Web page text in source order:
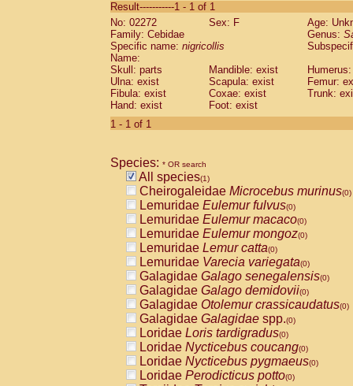
CebidaeSaguinus labiatus(0)
Cebidae Saguinus leucopus (0)
Cebidae
CebidaeSaguinus mystax
Cebidae Saguinus nigricollis (1)
Cebidae Saguinus oedipus
Cebidae Saguinus weddelli
Cebidae Saguinusspp.
Cebidae
CebidaeCebus capucinus
CebidaeCebus nigrivittatus
CebidaeCebus spp.(0)
CebidaeSaimiri boliviensis(0)
CebidaeSaimiri sciureus(0)
AtelidaeAlouatta caraya(0)
AtelidaeAlouatta fusca(0)
AtelidaeAlouatta seniculus(0)
AtelidaeAlouattaspp.(0)
AtelidaeAteles belzebuth(0)
AtelidaeAteles geoffroyi(0)
AtelidaeAteles paniscus(0)
AtelidaeAtelesspp.(0)
AtelidaeLagothrix lagothricha(0)
AtelidaeLagothrix lagothricha cana
PitheciidaeCacajao calvus
Result-----------1 - 1 of 1
No: 02272
Sex: F
Age:
Family: Cebidae
Genus:
Specific name: nigricollis
Name:
Skull: parts
Mandible: exist
Ulna: exist
Scapula: exist
Femur:
Fibula: exist
Coxae: exist
Trunk:
Hand: exist
Foot: exist
1 - 1 of 1
Species: * OR search
All species(1)
Cheirogaleidae Microcebus murinus(0)
Lemuridae Eulemur fulvus(0)
Lemuridae Eulemur macaco(0)
Lemuridae Eulemur mongoz(0)
Lemuridae Lemur catta(0)
Lemuridae Varecia variegata(0)
Galagidae Galago senegalensis(0)
Galagidae Galago demidovii(0)
Galagidae Otolemur crassicaudatus(0)
Galagidae Galagidae spp.(0)
Loridae Loris tardigradus(0)
Loridae Nycticebus coucang(0)
Loridae Nycticebus pygmaeus(0)
Loridae Perodicticus potto(0)